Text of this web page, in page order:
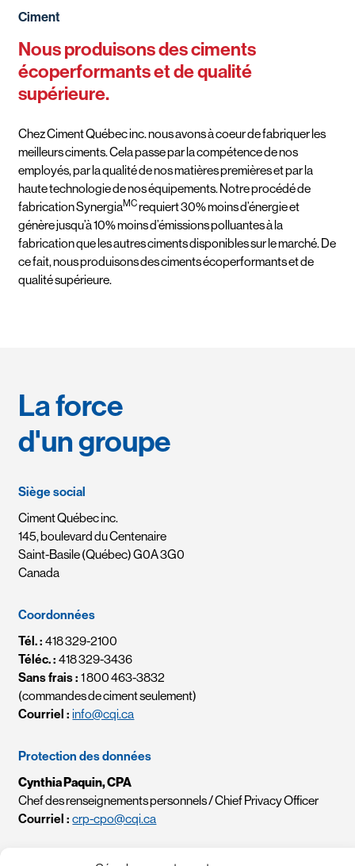
Ciment
Nous produisons des ciments
écoperformants et de qualité
supérieure.
Chez Ciment Québec inc. nous avons à coeur de fabriquer les
meilleurs ciments. Cela passe par la compétence de nos
employés, par la qualité de nos matières premières et par la
haute technologie de nos équipements. Notre procédé de
fabrication SynergiaMCrequiert 30% moins d’énergie et
génère jusqu’à 10% moins d’émissions polluantes à la
fabrication que les autres ciments disponibles sur le marché. De
ce fait, nous produisons des ciments écoperformants et de
qualité supérieure.
La force
d'un groupe
Siège social
Ciment Québec inc.
145, boulevard du Centenaire
Saint-Basile (Québec) G0A 3G0
Canada
Coordonnées
Tél. :418 329-2100
Téléc. :418 329-3436
Sans frais :1 800 463-3832
(commandes de ciment seulement)
Courriel : info@cqi.ca
Protection des données
Cynthia Paquin, CPA
Chef des renseignements personnels / Chief Privacy Officer
Courriel : crp-cpo@cqi.ca